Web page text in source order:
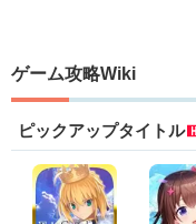
ゲーム攻略Wiki
ピックアップタイトル